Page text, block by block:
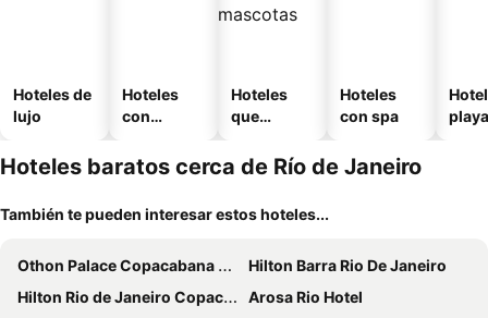
Hoteles de
lujo
Hoteles
con
Hoteles
que
mascotas
Hoteles
con spa
playa
Hoteles baratos cerca de Río de Janeiro
También te pueden interesar estos hoteles...
Othon Palace Copacabana Rio
Hilton Barra Rio De Janeiro
Hilton Rio de Janeiro Copacabana
Arosa Rio Hotel